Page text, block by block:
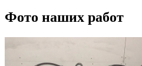
Фото наших работ